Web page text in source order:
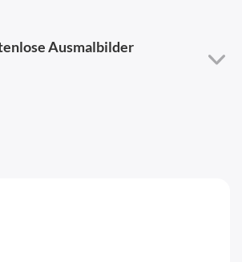
Ausmalbilder